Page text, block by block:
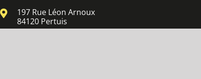
197 Rue Léon Arnoux
84120 PertuisPersonnalisez vos préférences pour